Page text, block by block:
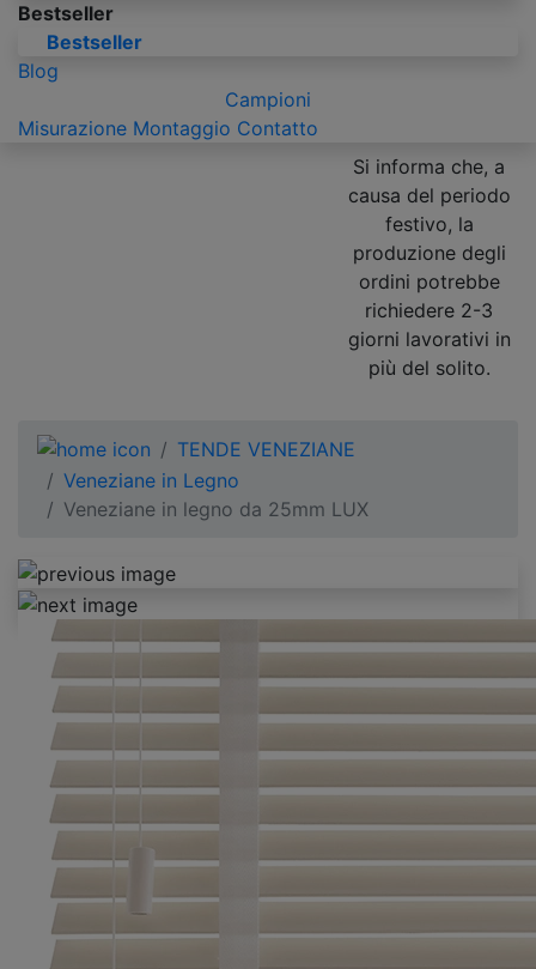
Bestseller
Bestseller
Blog
Campioni
Misurazione Montaggio Contatto
Si informa che, a
causa del periodo
festivo, la
produzione degli
ordini potrebbe
richiedere 2-3
giorni lavorativi in
più del solito.
TENDE VENEZIANE
Veneziane in Legno
Veneziane in legno da 25mm LUX